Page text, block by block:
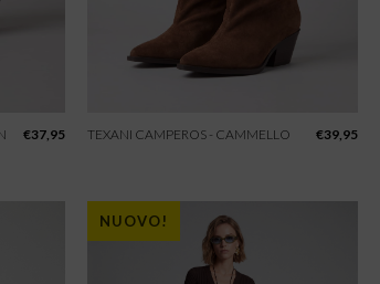
€37,95 TEXANI CAMPEROS - CAMMELLO €39,95
NUOVO!